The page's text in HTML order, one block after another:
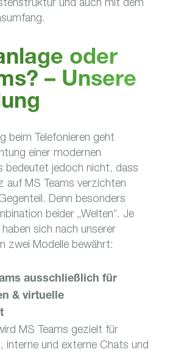
oder
– Unsere
beim Telefonieren geht
einer modernen
bedeutet jedoch nicht, dass
auf MS Teams verzichten
Denn besonders
beider „Welten“. Je
sich nach unserer
zwei Modelle bewährt:
ausschließlich für
& virtuelle
MS Teams gezielt für
interne und externe Chats und